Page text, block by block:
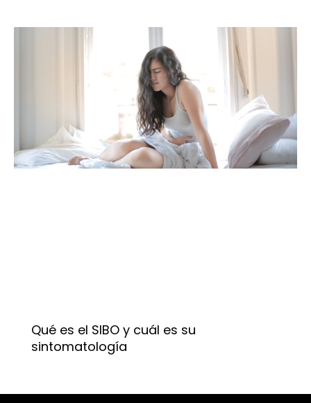
Qué es el SIBO y cuál es su
sintomatología